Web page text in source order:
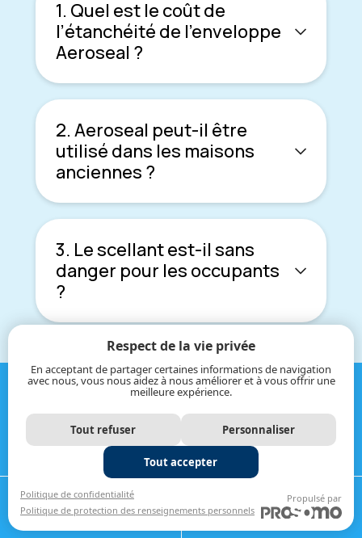
1. Quel est le coût de
l’étanchéité de l’enveloppe
Aeroseal ?
2. Aeroseal peut-il être
utilisé dans les maisons
anciennes ?
3. Le scellant est-il sans
danger pour les occupants
?
Contactez les experts
de 1 Clean Air
Prêt à transformer votre propriété en un espace
écoénergétique et parfaitement étanche ?
L’étanchéité de l’enveloppe Aeroseal est la
APPELER
613-612-4828
OBTENIR UNE
ESTIMATION
Respect de la vie privée
En acceptant de partager certaines informations de navigation
avec nous, vous nous aidez à nous améliorer et à vous offrir une
meilleure expérience.
Tout refuser Personnaliser
Tout accepter
Politique de confidentialité
Politique de protection des renseignements personnels
Propulsé par